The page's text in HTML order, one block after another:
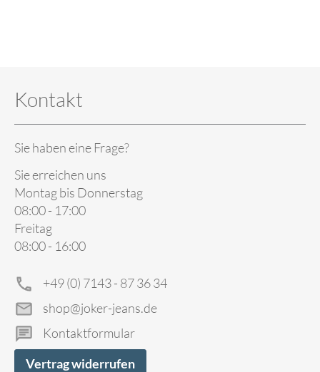
Kontakt
Sie haben eine Frage?
Sie erreichen uns
Montag bis Donnerstag
08:00 - 17:00
Freitag
08:00 - 16:00
+49 (0) 7143 - 87 36 34
shop@joker-jeans.de
Kontaktformular
Vertrag widerrufen